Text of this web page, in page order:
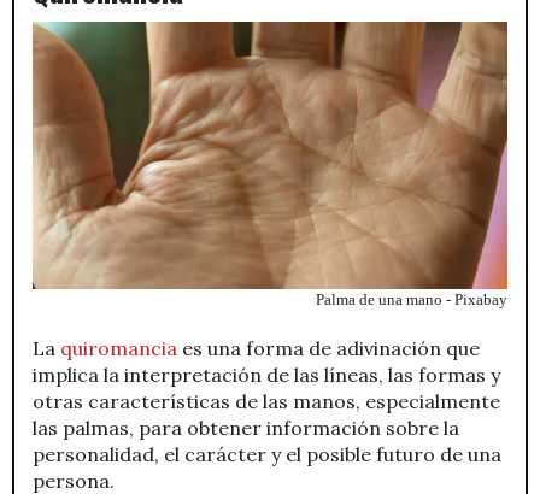
Palma de una mano - Pixabay
La quiromancia es una forma de adivinación que
implica la interpretación de las líneas, las formas y
otras características de las manos, especialmente
las palmas, para obtener información sobre la
personalidad, el carácter y el posible futuro de una
persona.